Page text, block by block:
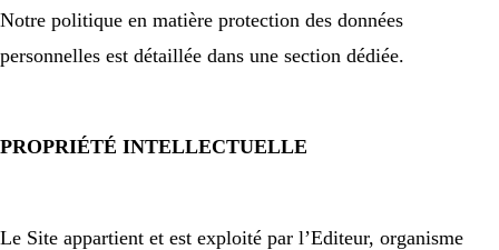
Notre politique en matière protection des données
personnelles est détaillée dans une section dédiée.
PROPRIÉTÉ INTELLECTUELLE
Le Site appartient et est exploité par l’Editeur, organisme